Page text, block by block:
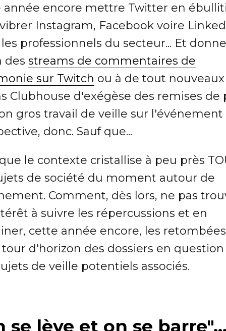
année encore mettre Twitter en
Instagram, Facebook voire
professionnels du secteur... Et
des streams de commentaires de
sur Twitch ou à de tout nouveaux
Clubhouse d'exégèse des remises de
gros travail de veille sur l'événement
donc. Sauf que...
le contexte cristallise à peu près
de société du moment autour de
Comment, dès lors, ne pas
à suivre les répercussions et en
cette année encore, les
d'horizon des dossiers en
de veille potentiels associés.
se lève et on se